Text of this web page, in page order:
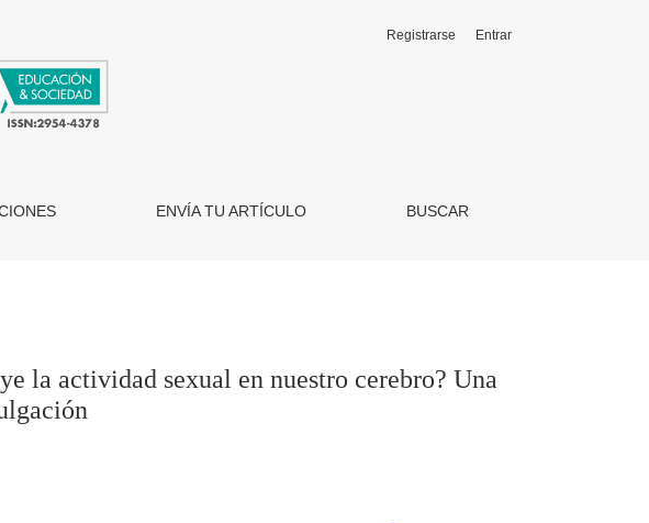
cerebro? Una revisión narrativa de divulgación
ENVÍA TU ARTÍCULO BUSCAR
Registrarse Entrar
la actividad sexual en nuestro cerebro? Una